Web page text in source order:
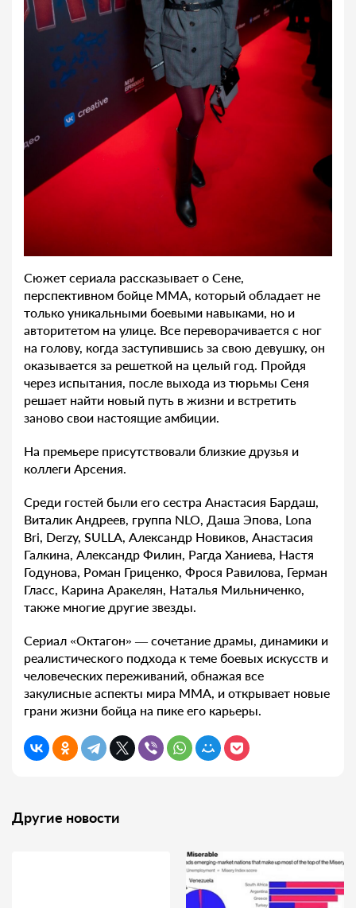
Сюжет сериала рассказывает о Сене,
перспективном бойце ММА, который обладает не
только уникальными боевыми навыками, но и
авторитетом на улице. Все переворачивается с ног
на голову, когда заступившись за свою девушку, он
оказывается за решеткой на целый год. Пройдя
через испытания, после выхода из тюрьмы Сеня
решает найти новый путь в жизни и встретить
заново свои настоящие амбиции.
На премьере присутствовали близкие друзья и
коллеги Арсения.
Среди гостей были его сестра Анастасия Бардаш,
Виталик Андреев, группа NLO, Даша Эпова, Lona
Bri, Derzy, SULLA, Александр Новиков, Анастасия
Галкина, Александр Филин, Рагда Ханиева, Настя
Годунова, Роман Гриценко, Фрося Равилова, Герман
Гласс, Карина Аракелян, Наталья Мильниченко,
также многие другие звезды.
Сериал «Октагон» — сочетание драмы, динамики и
реалистического подхода к теме боевых искусств и
человеческих переживаний, обнажая все
закулисные аспекты мира ММА, и открывает новые
грани жизни бойца на пике его карьеры.
Другие новости